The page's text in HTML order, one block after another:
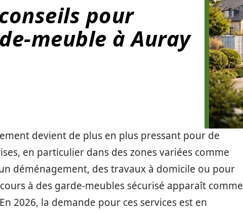
pour
meuble à Auray
devient de plus en plus pressant pour de
en particulier dans des zones variées comme
déménagement, des travaux à domicile ou pour
à des garde-meubles sécurisé apparaît comme
2026, la demande pour ces services est en